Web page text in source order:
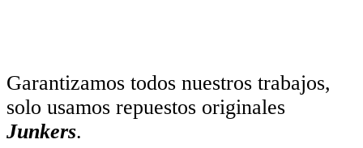
Garantizamos todos nuestros trabajos,
solo usamos repuestos originales
Junkers.